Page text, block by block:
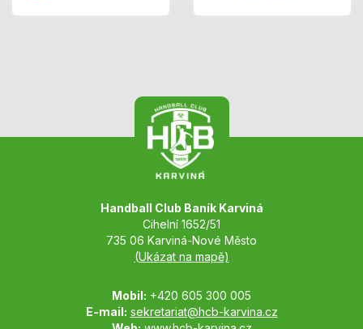
Handball Club Baník Karviná
Cihelní 1652/51
735 06 Karviná-Nové Město
(Ukázat na mapě)
Mobil: +420 605 300 005
E-mail: sekretariat@hcb-karvina.cz